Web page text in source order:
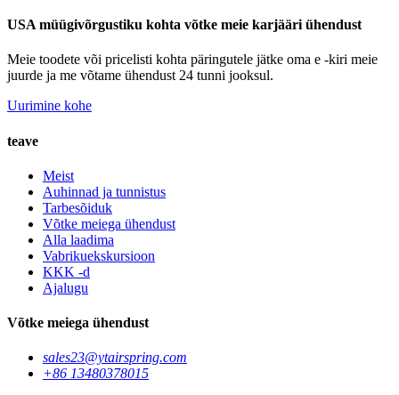
USA müügivõrgustiku kohta võtke meie karjääri ühendust
Meie toodete või pricelisti kohta päringutele jätke oma e -kiri meie
juurde ja me võtame ühendust 24 tunni jooksul.
Uurimine kohe
teave
Meist
Auhinnad ja tunnistus
Tarbesõiduk
Võtke meiega ühendust
Alla laadima
Vabrikuekskursioon
KKK -d
Ajalugu
Võtke meiega ühendust
sales23@ytairspring.com
+86 13480378015